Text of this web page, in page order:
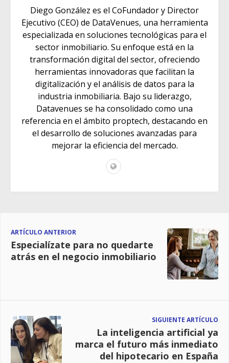
Diego González es el CoFundador y Director
Ejecutivo (CEO) de DataVenues, una herramienta
especializada en soluciones tecnológicas para el
sector inmobiliario. Su enfoque está en la
transformación digital del sector, ofreciendo
herramientas innovadoras que facilitan la
digitalización y el análisis de datos para la
industria inmobiliaria. Bajo su liderazgo,
Datavenues se ha consolidado como una
referencia en el ámbito proptech, destacando en
el desarrollo de soluciones avanzadas para
mejorar la eficiencia del mercado.
ARTÍCULO ANTERIOR
Especialízate para no quedarte
atrás en el negocio inmobiliario
SIGUIENTE ARTÍCULO
La inteligencia artificial ya
marca el futuro más inmediato
del hipotecario en España